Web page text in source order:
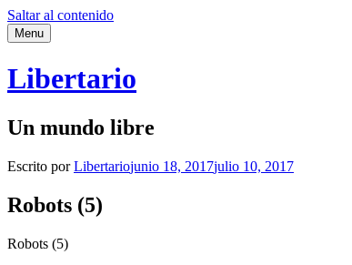
Saltar al contenido
Menu
Libertario
Un mundo libre
Escrito porLibertariojunio 18, 2017julio 10, 2017
Robots (5)
Robots (5)